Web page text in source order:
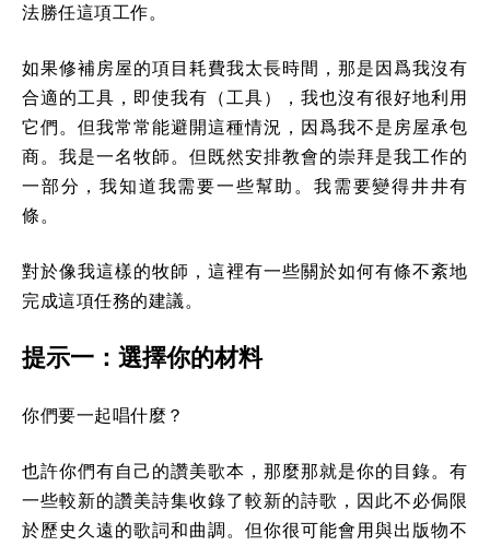
法勝任這項工作。
如果修補房屋的項目耗費我太長時間，那是因爲我沒有
合適的工具，即使我有（工具），我也沒有很好地利用
它們。但我常常能避開這種情況，因爲我不是房屋承包
商。我是一名牧師。但既然安排教會的崇拜是我工作的
一部分，我知道我需要一些幫助。我需要變得井井有
條。
對於像我這樣的牧師，這裡有一些關於如何有條不紊地
完成這項任務的建議。
提示一：選擇你的材料
你們要一起唱什麼？
也許你們有自己的讚美歌本，那麼那就是你的目錄。有
一些較新的讚美詩集收錄了較新的詩歌，因此不必侷限
於歷史久遠的歌詞和曲調。但你很可能會用與出版物不